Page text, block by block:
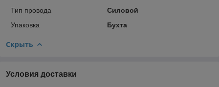
Тип провода
Силовой
Упаковка
Бухта
Скрыть
Условия доставки